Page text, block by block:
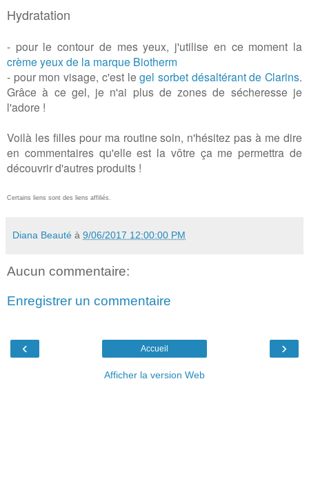
Hydratation
- pour le contour de mes yeux, j'utilise en ce moment la
crème yeux de la marque Biotherm
- pour mon visage, c'est legel sorbet désaltérant de Clarins.
Grâce à ce gel, je n'ai plus de zones de sécheresse je
l'adore !
Voilà les filles pour ma routine soin, n'hésitez pas à me dire
en commentaires qu'elle est la vôtre ça me permettra de
découvrir d'autres produits !
Certains liens sont des liens affiliés.
Diana Beauté à 9/06/2017 12:00:00 PM
Aucun commentaire:
Enregistrer un commentaire
‹ ›
Accueil
Afficher la version Web